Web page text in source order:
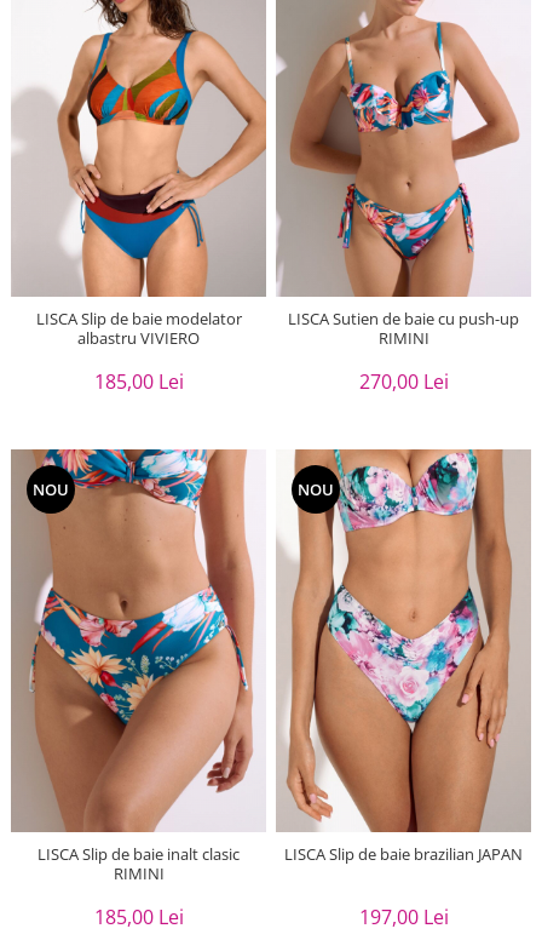
LISCA Slip de baie modelator
albastru VIVIERO
185,00 Lei
LISCA Sutien de baie cu push-up
RIMINI
270,00 Lei
NOU
LISCA Slip de baie inalt clasic
RIMINI
185,00 Lei
NOU
LISCA Slip de baie brazilian JAPAN
197,00 Lei